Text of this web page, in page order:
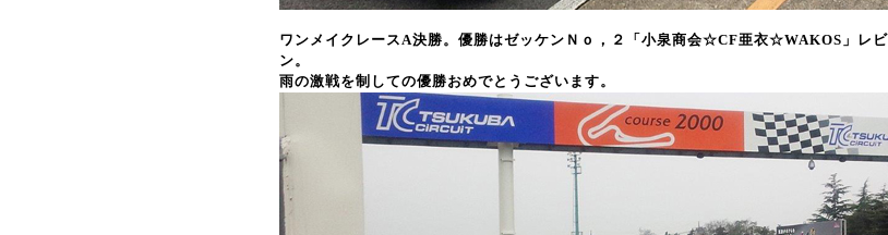
ワンメイクレースA決勝。優勝はゼッケンＮｏ，２「小泉商会☆CF亜衣☆WAKOS」レビ
ン。
雨の激戦を制しての優勝おめでとうございます。